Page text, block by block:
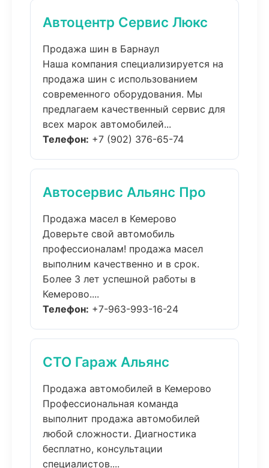
Автоцентр Сервис Люкс
Продажа шин в Барнаул
Наша компания специализируется на
продажа шин с использованием
современного оборудования. Мы
предлагаем качественный сервис для
всех марок автомобилей...
Телефон: +7 (902) 376-65-74
Автосервис Альянс Про
Продажа масел в Кемерово
Доверьте свой автомобиль
профессионалам! продажа масел
выполним качественно и в срок.
Более 3 лет успешной работы в
Кемерово....
Телефон: +7-963-993-16-24
СТО Гараж Альянс
Продажа автомобилей в Кемерово
Профессиональная команда
выполнит продажа автомобилей
любой сложности. Диагностика
бесплатно, консультации
специалистов....